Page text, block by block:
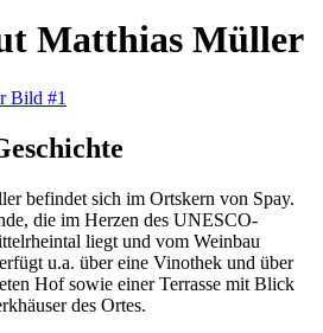
Matthias Müller
befindet sich im Ortskern von Spay.
die im Herzen des UNESCO-
liegt und vom Weinbau
u.a. über eine Vinothek und über
Hof sowie einer Terrasse mit Blick
des Ortes.